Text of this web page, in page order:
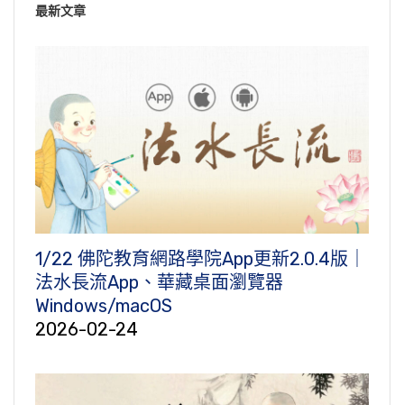
最新文章
1/22 佛陀教育網路學院App更新2.0.4版｜
法水長流App、華藏桌面瀏覽器
Windows/macOS
2026-02-24